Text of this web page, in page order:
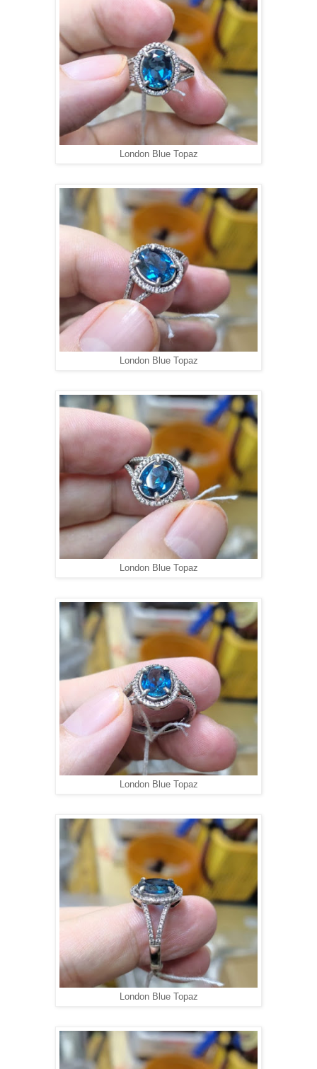
London Blue Topaz
London Blue Topaz
London Blue Topaz
London Blue Topaz
London Blue Topaz